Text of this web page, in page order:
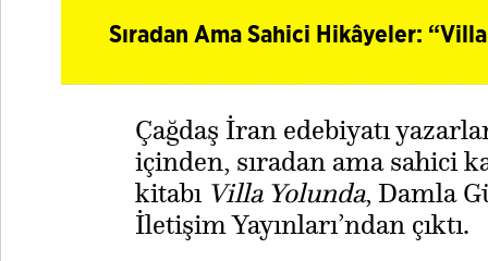
Sıradan Ama Sahici Hikâyeler:
Çağdaş İran edebiyatı
içinden, sıradan ama sahici
kitabı Villa Yolunda, Damla
İletişim Yayınları’ndan çıktı.